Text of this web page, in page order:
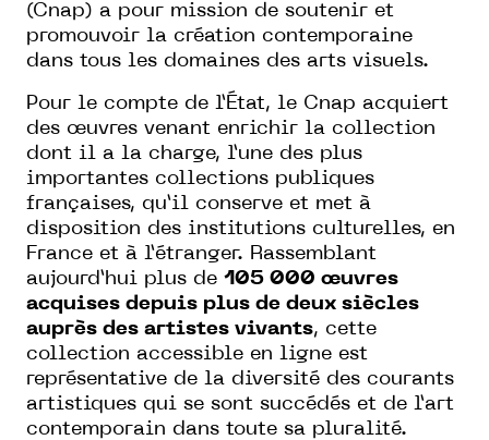
(Cnap) a pour mission de soutenir et
promouvoir la création contemporaine
dans tous les domaines des arts visuels.
Pour le compte de l’État, le Cnap acquiert
des œuvres venant enrichir la collection
dont il a la charge, l’une des plus
importantes collections publiques
françaises, qu’il conserve et met à
disposition des institutions culturelles, en
France et à l’étranger. Rassemblant
aujourd’hui plus de 105 000 œuvres
acquises depuis plus de deux siècles
auprès des artistes vivants, cette
collection accessible en ligne est
représentative de la diversité des courants
artistiques qui se sont succédés et de l’art
contemporain dans toute sa pluralité.